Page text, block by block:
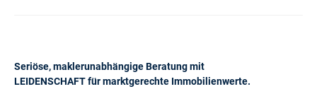
Seriöse, maklerunabhängige Beratung mit
LEIDENSCHAFT für marktgerechte Immobilienwerte.